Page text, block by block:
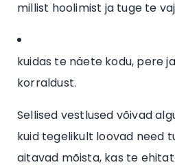
millist hoolimist ja tuge te
kuidas te näete kodu, pere
korraldust.
Sellised vestlused võivad
kuid tegelikult loovad need
aitavad mõista, kas te